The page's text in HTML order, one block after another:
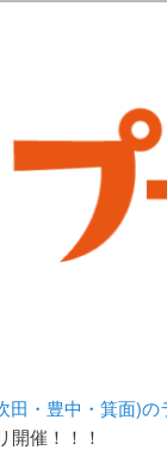
記 |
ンチ＆
・豊中・箕面)
開催！！！